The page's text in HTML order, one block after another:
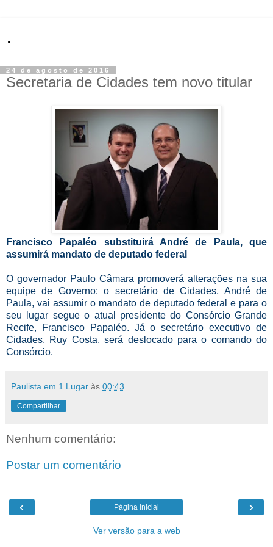
.
24 de agosto de 2016
Secretaria de Cidades tem novo titular
Francisco Papaléo substituirá André de Paula, que
assumirá mandato de deputado federal
O governador Paulo Câmara promoverá alterações na sua
equipe de Governo: o secretário de Cidades, André de
Paula, vai assumir o mandato de deputado federal e para o
seu lugar segue o atual presidente do Consórcio Grande
Recife, Francisco Papaléo. Já o secretário executivo de
Cidades, Ruy Costa, será deslocado para o comando do
Consórcio.
Paulista em 1 Lugar às 00:43
Compartilhar
Nenhum comentário:
Postar um comentário
‹ ›
Página inicial
Ver versão para a web